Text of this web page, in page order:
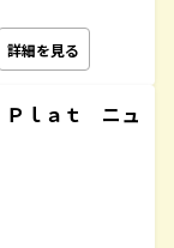
詳細を見る
ｌａｔ ニュ